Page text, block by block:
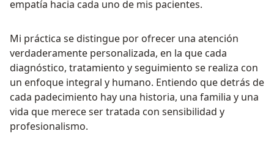
empatía hacia cada uno de mis pacientes.
Mi práctica se distingue por ofrecer una atención
verdaderamente personalizada, en la que cada
diagnóstico, tratamiento y seguimiento se realiza con
un enfoque integral y humano. Entiendo que detrás de
cada padecimiento hay una historia, una familia y una
vida que merece ser tratada con sensibilidad y
profesionalismo.